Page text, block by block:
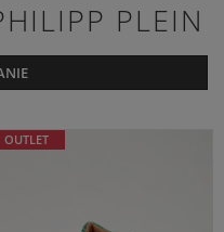
PLEIN
OUTLET